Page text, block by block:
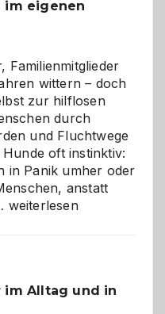
im eigenen
Familienmitglieder
wittern – doch
zur hilflosen
durch
und Fluchtwege
oft instinktiv:
in Panik umher oder
anstatt
Wenn
Gefahr
weiterlesen
im Alltag und in